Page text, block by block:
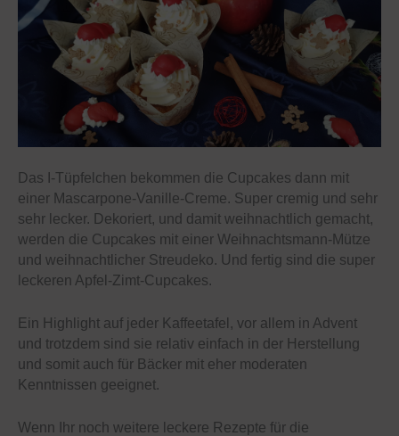
Das I-Tüpfelchen bekommen die Cupcakes dann mit
einer Mascarpone-Vanille-Creme. Super cremig und sehr
sehr lecker. Dekoriert, und damit weihnachtlich gemacht,
werden die Cupcakes mit einer Weihnachtsmann-Mütze
und weihnachtlicher Streudeko. Und fertig sind die super
leckeren Apfel-Zimt-Cupcakes.
Ein Highlight auf jeder Kaffeetafel, vor allem in Advent
und trotzdem sind sie relativ einfach in der Herstellung
und somit auch für Bäcker mit eher moderaten
Kenntnissen geeignet.
Wenn Ihr noch weitere leckere Rezepte für die